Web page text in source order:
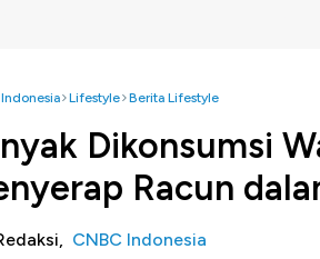
Lifestyle Berita Lifestyle
Dikonsumsi
Racun
CNBC Indonesia